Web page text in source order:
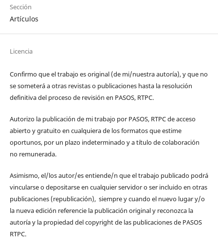
Sección
Artículos
Licencia
Confirmo que el trabajo es original (de mi/nuestra autoría), y que no
se someterá a otras revistas o publicaciones hasta la resolución
definitiva del proceso de revisión en PASOS, RTPC.
Autorizo la publicación de mi trabajo por PASOS, RTPC de acceso
abierto y gratuito en cualquiera de los formatos que estime
oportunos, por un plazo indeterminado y a título de colaboración
no remunerada.
Asimismo, el/los autor/es entiende/n que el trabajo publicado podrá
vincularse o depositarse en cualquier servidor o ser incluido en otras
publicaciones (republicación), siempre y cuando el nuevo lugar y/o
la nueva edición referencie la publicación original y reconozca la
autoría y la propiedad del copyright de las publicaciones de PASOS
RTPC.